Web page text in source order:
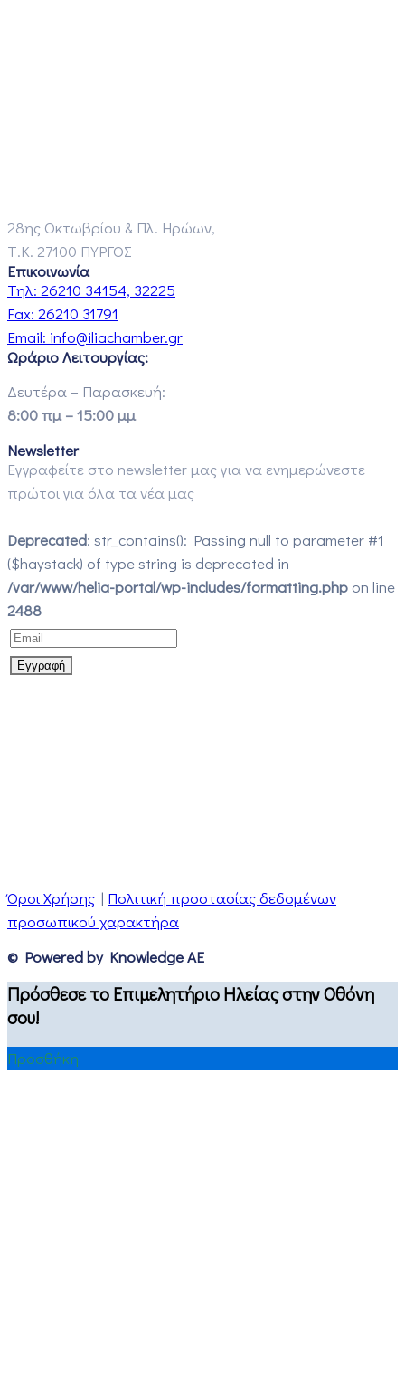
28ης Οκτωβρίου & Πλ. Ηρώων,
Τ.Κ. 27100 ΠΥΡΓΟΣ
Επικοινωνία
Τηλ: 26210 34154, 32225
Fax: 26210 31791
Email: info@iliachamber.gr
Ωράριο Λειτουργίας:
Δευτέρα – Παρασκευή:
8:00 πμ – 15:00 μμ
Newsletter
Εγγραφείτε στο newsletter μας για να ενημερώνεστε
πρώτοι για όλα τα νέα μας
Deprecated: str_contains(): Passing null to parameter #1
($haystack) of type string is deprecated in
/var/www/helia-portal/wp-includes/formatting.php on line
2488
Όροι Χρήσης | Πολιτική προστασίας δεδομένων
προσωπικού χαρακτήρα
© Powered by Knowledge AE
Πρόσθεσε το Επιμελητήριο Ηλείας στην Οθόνη
σου!
Προσθήκη